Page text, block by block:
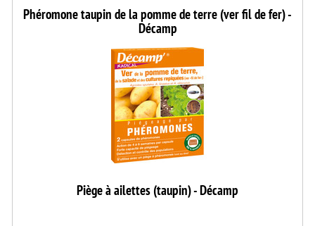
Phéromone taupin de la pomme de terre (ver fil de fer) -
Décamp
Piège à ailettes (taupin) - Décamp